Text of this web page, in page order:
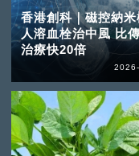
香港創科｜磁控納米
人溶血栓治中風 比
治療快20倍